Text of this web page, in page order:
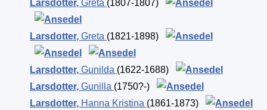
Larsdotter, Greta (1807-1807)
Larsdotter, Greta (1821-1898)
Larsdotter, Gunilda (1622-1688)
Larsdotter, Gunilla (1750?-)
Larsdotter, Hanna Kristina (1861-1873)